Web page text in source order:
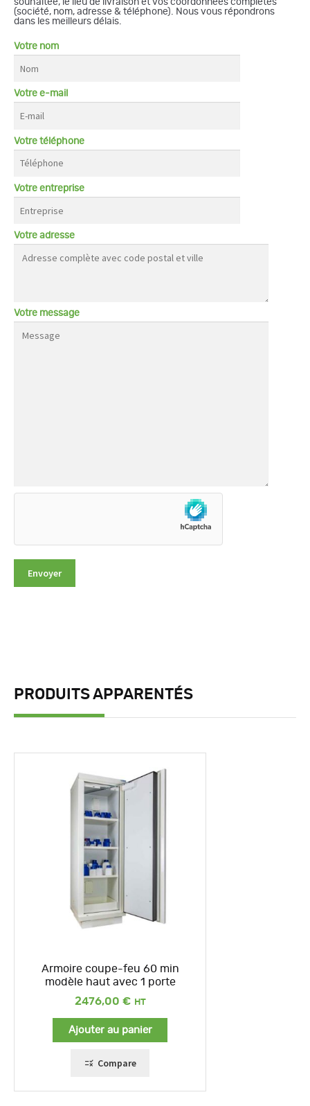
(société, nom, adresse & téléphone). Nous vous répondrons
dans les meilleurs délais.
Votre nom
Votre e-mail
Votre téléphone
Votre entreprise
Votre adresse
Votre message
PRODUITS APPARENTÉS
Armoire coupe-feu 60 min
modèle haut avec 1 porte
2476,00 €
Ajouter au panier
Compare